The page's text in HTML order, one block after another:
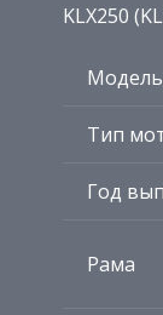
KLX250
Модель
Тип
Год
Рама